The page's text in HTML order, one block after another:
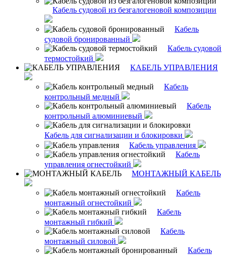
Кабель судовой из безгалогеновой композиции
Кабель
судовой бронированный
Кабель судовой
термостойкий
КАБЕЛЬ УПРАВЛЕНИЯ
Кабель
контрольный медный
Кабель
контрольный алюминиевый
Кабель для сигнализации и блокировки
Кабель управления
Кабель
управления огнестойкий
МОНТАЖНЫЙ КАБЕЛЬ
Кабель
монтажный огнестойкий
Кабель
монтажный гибкий
Кабель
монтажный силовой
Кабель